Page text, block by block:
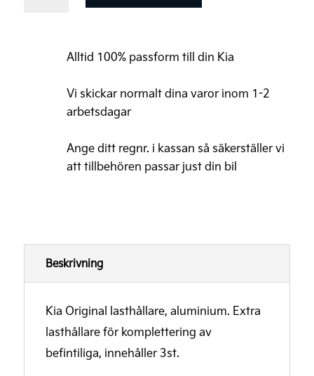
aluminium,
Alltid 100% passform till din Kia
Vi skickar normalt dina varor inom 1-2
arbetsdagar
Ange ditt regnr. i kassan så säkerställer vi
att tillbehören passar just din bil
Beskrivning
Kia Original lasthållare, aluminium. Extra
lasthållare för komplettering av
befintiliga, innehåller 3st.